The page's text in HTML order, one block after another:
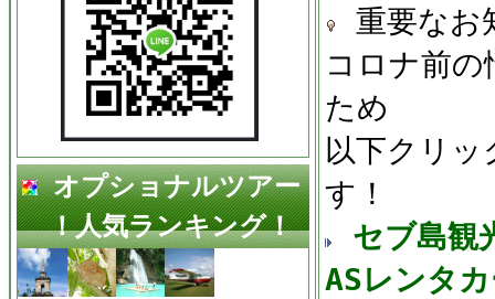
オプショナルツアー
！人気ランキング！
重要な
コロナ前
ため
以下クリ
す！
セブ島観
ASレンタ